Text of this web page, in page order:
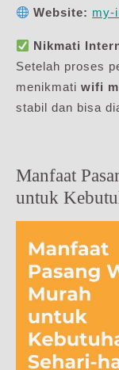
Website: my-
Nikmati
Setelah proses
menikmati wifi
stabil dan bisa
Manfaat
untuk